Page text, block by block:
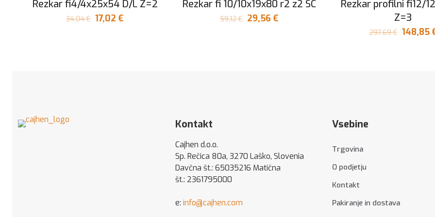
Rezkar fi4/4x25x54 D/L Z=2
34,04€ Izvirna
17,02€
Rezkar fi 10/10x19x80 r2 z2 SC
59,12€ Izvirna
29,56€Trenutna
Rezkar profilni fi12/
Z=3
297,69€ Izvirna
148,85
Kontakt
Cajhen d.o.o.
Sp. Rečica 80a, 3270 Laško, Slovenia
Davčna št.: 65035216 Matična
št.: 2361795000
e: info@cajhen.com
Vsebine
Trgovina
O podjetju
Kontakt
Pakiranje in dostava